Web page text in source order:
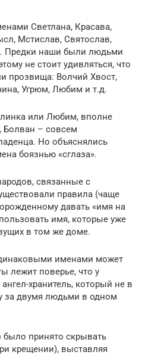
Светлана, Красава,
Мстислав, Святослав,
Предки наши были людьми
не стоит удивляться, что
прозвища: Волчий Хвост,
Угрюм, Любим и т.д.
или Любим, вполне
Болван – совсем
Но объяснялись
боязнью «сглаза».
связанные с
правила (чаще
давать «имя на
имя, которые уже
в том же доме.
именами может
лежит поверье, что у
хранитель, который не в
за двумя людьми в одном
было принято скрывать
крещении), выставляя